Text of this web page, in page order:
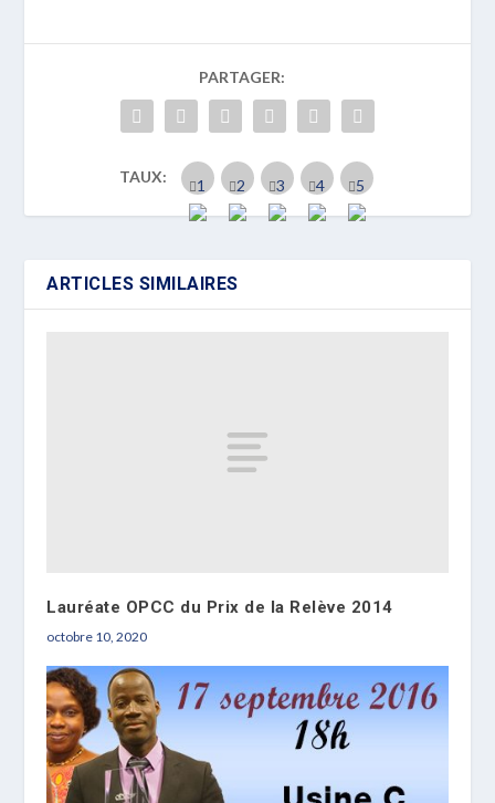
PARTAGER:
TAUX:
ARTICLES SIMILAIRES
Lauréate OPCC du Prix de la Relève 2014
octobre 10, 2020